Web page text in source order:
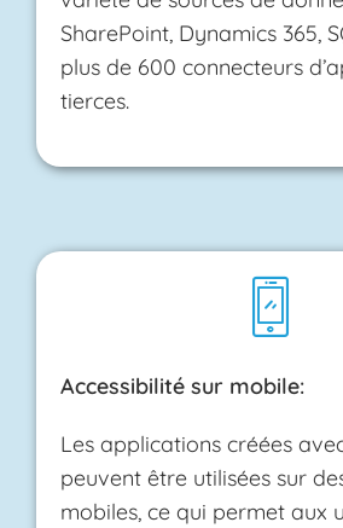
SharePoint, Dynamics 365,
plus de 600 connecteurs
tierces.
Accessibilité sur mobile:
Les applications créées
peuvent être utilisées sur
mobiles, ce qui permet aux